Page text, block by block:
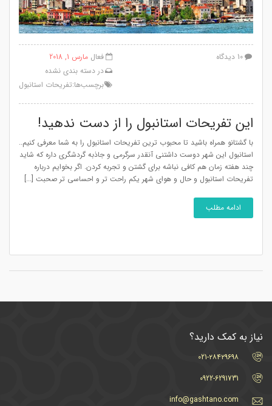
فعال مارس 1, 2018
در دسته بندی نشده
برچسب‌ها:تفریحات استانبول
10 دیدگاه
این تفریحات استانبول را از دست ندهید!
با گشتانو همراه باشید تا محبوب ترین تفریحات استانبول را به شما معرفی کنیم..
استانبول این شهر دوست داشتنی آنقدر سرگرمی و جاذبه گردشگری داره که شاید
چند هفته زمان هم کافی نباشه برای گشتن و تجربه کردن. اگر بخوایم درباره
تفریحات استانبول و حال و هوای شهر یکم راحت تر و احساسی تر صحبت [...]
ادامه مطلب
نیاز به کمک دارید؟
021-۲۸۴۲۹۶۹۸
0922-6291731
info@gashtano.com